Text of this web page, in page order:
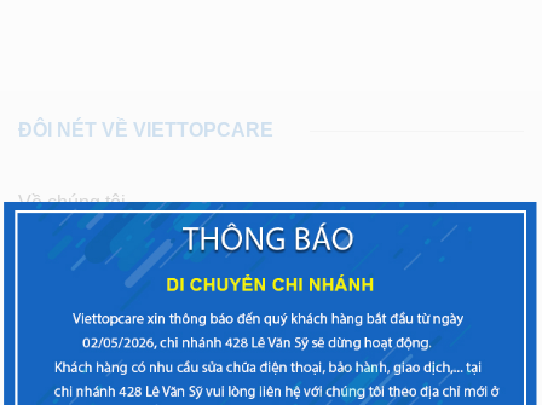
ĐÔI NÉT VỀ VIETTOPCARE
Về chúng tôi
Chính sách bảo hành
Chính sách thanh toán, giao nhận
Chính sách bảo mật
Sơ đồ trang